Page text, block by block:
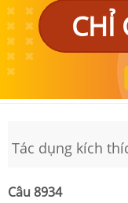
CHỈ
Tác dụng kích
Câu 8934